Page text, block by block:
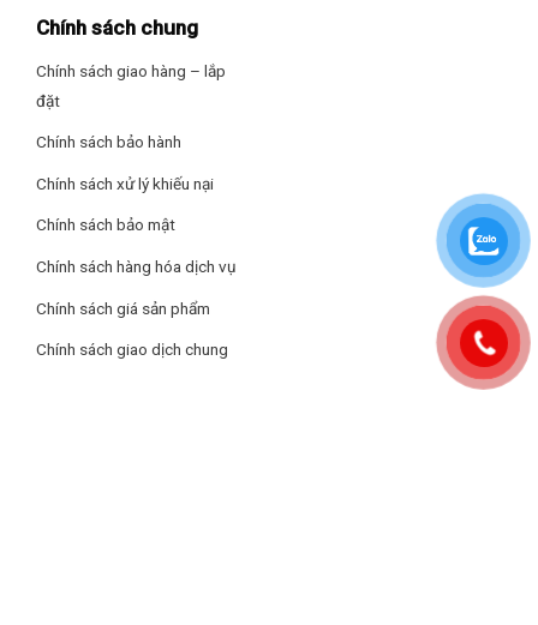
di chuyển đến bất kỳ vị trí nào trong nhà.
Hiệu suất làm mát cực tốt
Sở hữu 3 cánh quạt với đường kính lên đến 40cm, quạt đứng
phòng có diện tích lớn. Công suất hoạt động 47W cùng lưu
lượng gió 108m3/phút giúp làm mát nhanh chóng, mang đến
cho bạn cảm giác mát lạnh ngay tức thì.
Chính sách chung
Chính sách giao hàng – lắp
đặt
Chính sách bảo hành
Chính sách xử lý khiếu nại
Chính sách bảo mật
Chính sách hàng hóa dịch vụ
Chính sách giá sản phẩm
Chính sách giao dịch chung